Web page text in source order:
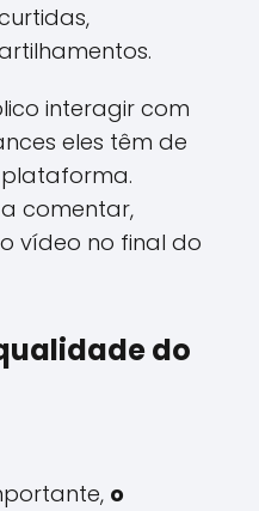
interagir com
eles têm de
comentar,
vídeo no final do
do
o